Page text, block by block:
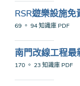
RSR遊樂設施免
69 。 94 知識庫 PDF
南門改線工程最
170 。 23 知識庫 PDF